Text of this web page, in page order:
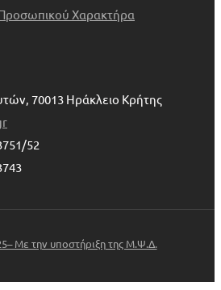
Χαρακτήρα
70013 Ηράκλειο Κρήτης
52
Με την υποστήριξη της Μ.Ψ.Δ.